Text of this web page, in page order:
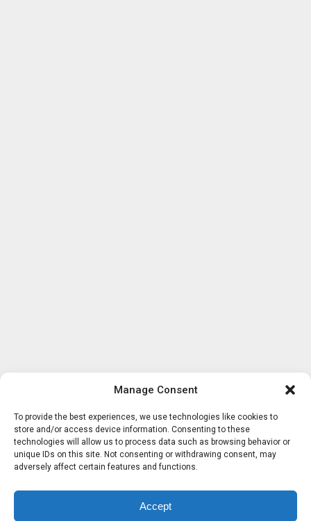
Manage Consent
To provide the best experiences, we use technologies like cookies to
store and/or access device information. Consenting to these
technologies will allow us to process data such as browsing behavior or
unique IDs on this site. Not consenting or withdrawing consent, may
adversely affect certain features and functions.
Accept